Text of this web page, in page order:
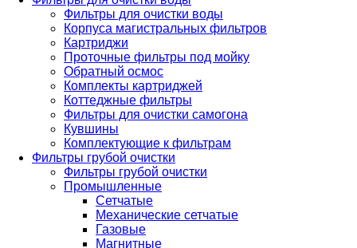
Фильтры для очистки воды
Корпуса магистральных фильтров
Картриджи
Проточные фильтры под мойку
Обратный осмос
Комплекты картриджей
Коттеджные фильтры
Фильтры для очистки самогона
Кувшины
Комплектующие к фильтрам
Фильтры грубой очистки
Фильтры грубой очистки
Промышленные
Сетчатые
Механические сетчатые
Газовые
Магнитные